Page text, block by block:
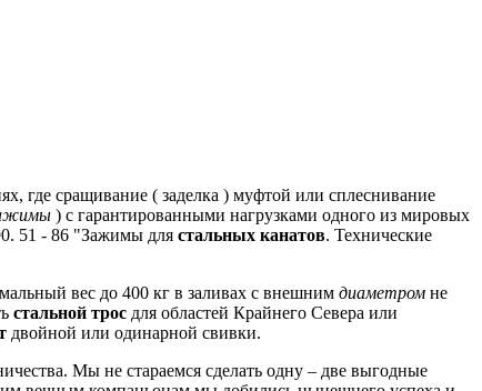
где сращивание ( заделка ) муфтой или сплеснивание
) с гарантированными нагрузками одного из мировых
51 - 86 "Зажимы для стальных канатов. Технические
вес до 400 кг в заливах с внешним диаметром не
стальной трос для областей Крайнего Севера или
двойной или одинарной свивки.
Мы не стараемся сделать одну – две выгодные